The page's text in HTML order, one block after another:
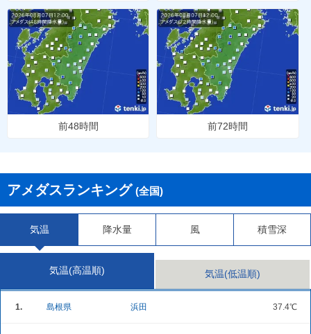
前48時間 前72時間
アメダスランキング (全国)
気温 降水量 風 積雪深
気温(高温順) 気温(低温順)
1. 島根県 浜田 37.4℃